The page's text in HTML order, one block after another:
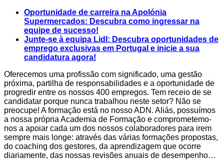
Oportunidade de carreira na Apolónia
Supermercados: Descubra como ingressar na
equipe de sucesso!
Junte-se à equipa Lidl: Descubra oportunidades de
emprego exclusivas em Portugal e inicie a sua
candidatura agora!
Oferecemos uma profissão com significado, uma gestão
próxima, partilha de responsabilidades e a oportunidade de
progredir entre os nossos 400 empregos. Tem receio de se
candidatar porque nunca trabalhou neste setor? Não se
preocupe! A formação está no nosso ADN. Aliás, possuímos
a nossa própria Academia de Formação e comprometemo-
nos a apoiar cada um dos nossos colaboradores para irem
sempre mais longe: através das várias formações propostas,
do coaching dos gestores, da aprendizagem que ocorre
diariamente, das nossas revisões anuais de desempenho…